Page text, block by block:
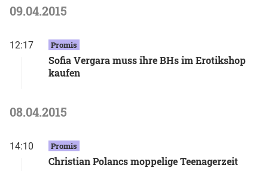
09.04.2015
12:17 Promis
Sofia Vergara muss ihre BHs im Erotikshop
kaufen
08.04.2015
14:10 Promis
Christian Polancs moppelige Teenagerzeit